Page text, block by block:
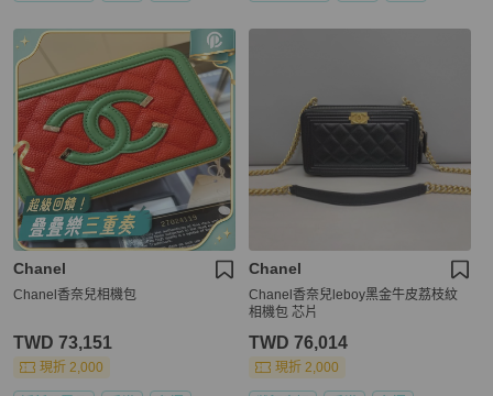
Chanel
Chanel香奈兒相機包
TWD 73,151
現折 2,000
Chanel
Chanel香奈兒leboy黑金牛皮荔枝紋
相機包 芯片
TWD 76,014
現折 2,000